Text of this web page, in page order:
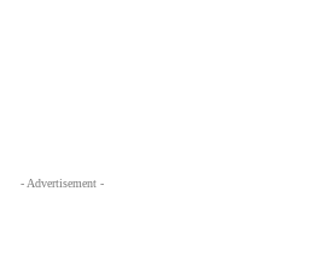
- Advertisement -